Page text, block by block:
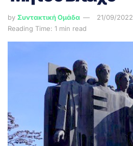
by Συντακτική Ομάδα
21/09/2022
Reading Time: 1 min read